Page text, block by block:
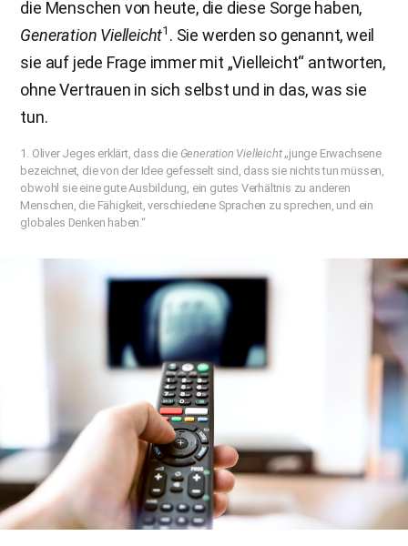
die Menschen von heute, die diese Sorge haben,
Generation Vielleicht1 . Sie werden so genannt, weil
sie auf jede Frage immer mit „Vielleicht“ antworten,
ohne Vertrauen in sich selbst und in das, was sie
tun.
1. Oliver Jeges erklärt, dass die Generation Vielleicht„junge Erwachsene
bezeichnet, die von der Idee gefesselt sind, dass sie nichts tun müssen,
obwohl sie eine gute Ausbildung, ein gutes Verhältnis zu anderen
Menschen, die Fähigkeit, verschiedene Sprachen zu sprechen, und ein
globales Denken haben.“